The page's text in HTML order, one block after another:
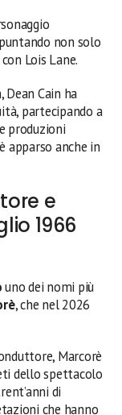
non solo
Lois Lane.
Cain ha
partecipando a
produzioni
apparso anche in
e
1966
uno dei nomi più
, che nel 2026
Marcorè
dello spettacolo
di
che hanno